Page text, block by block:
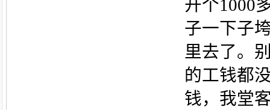
开个1000
子一下子
里去了。
的工钱都
钱，我堂